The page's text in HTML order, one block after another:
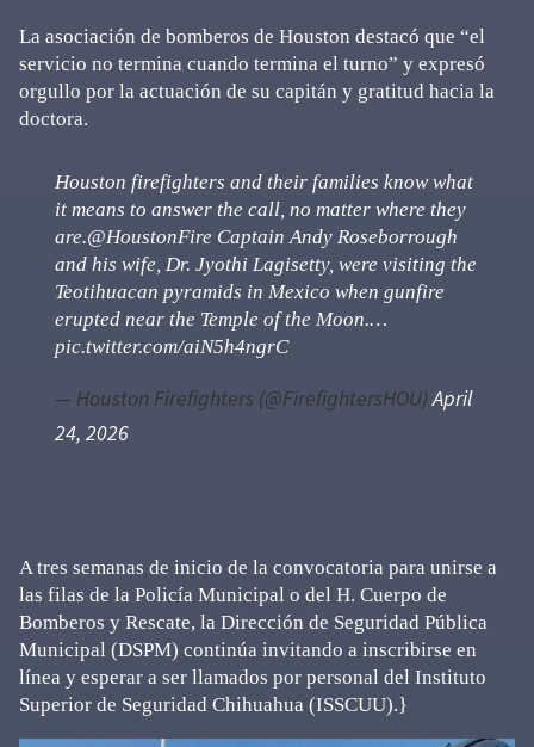
La asociación de bomberos de Houston destacó que “el
servicio no termina cuando termina el turno” y expresó
orgullo por la actuación de su capitán y gratitud hacia la
doctora.
Houston firefighters and their families know what
it means to answer the call, no matter where they
are.@HoustonFire Captain Andy Roseborrough
and his wife, Dr. Jyothi Lagisetty, were visiting the
Teotihuacan pyramids in Mexico when gunfire
erupted near the Temple of the Moon.…
pic.twitter.com/aiN5h4ngrC
— Houston Firefighters (@FirefightersHOU)April
24, 2026
A tres semanas de inicio de la convocatoria para unirse a
las filas de la Policía Municipal o del H. Cuerpo de
Bomberos y Rescate, la Dirección de Seguridad Pública
Municipal (DSPM) continúa invitando a inscribirse en
línea y esperar a ser llamados por personal del Instituto
Superior de Seguridad Chihuahua (ISSCUU).}